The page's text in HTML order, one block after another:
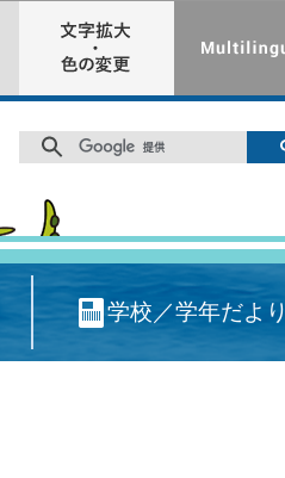
学校／学年だより